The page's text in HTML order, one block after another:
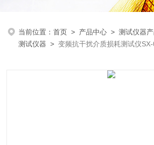
当前位置：首页 > 产品中心 >测试仪器
测试仪器 >变频抗干扰介质损耗测试仪